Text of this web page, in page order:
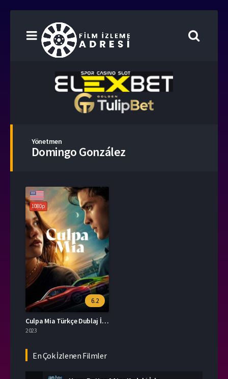
Yönetmen
Domingo González
1080p
6.2
Culpa Mia Türkçe Dublaj İzle
2023
En Çok İzlenen Filmler